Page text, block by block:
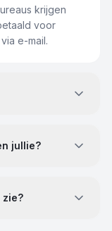
krijgen
voor
e-mail.
jullie?
zie?